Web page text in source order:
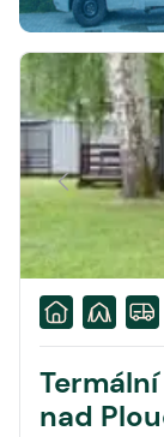
nad